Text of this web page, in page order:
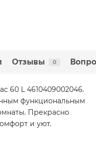
Отзывы 0
60 L 4610409002046.
функциональным
Прекрасно
и уют.